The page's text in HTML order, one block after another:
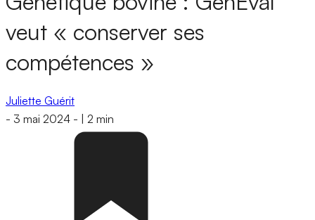
veut « conserver ses
compétences »
Juliette Guérit
- 3 mai 2024 - 2 min